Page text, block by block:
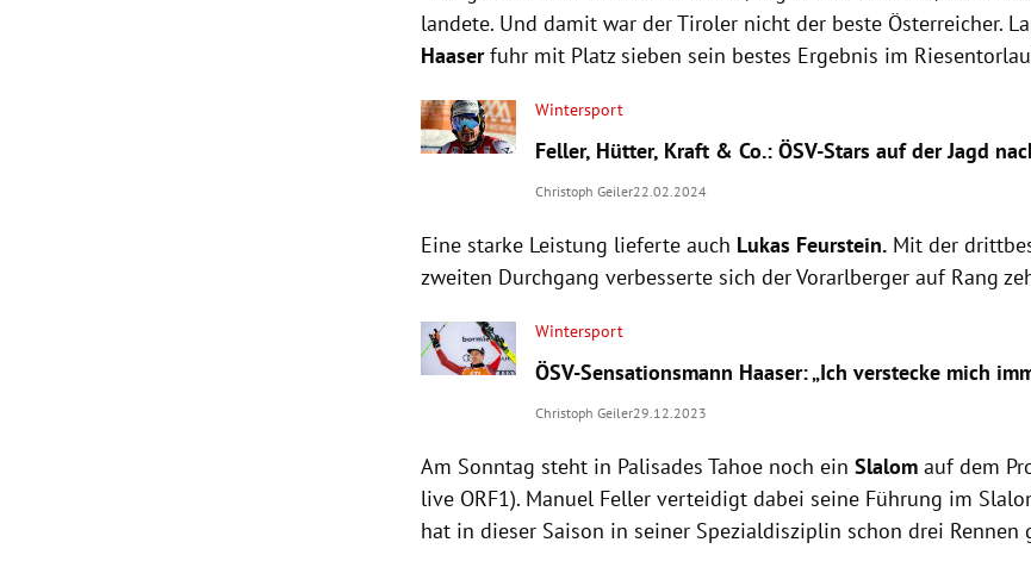
landete. Und damit war der Tiroler nicht der beste Österreicher.
Haaserfuhr mit Platz sieben sein bestes Ergebnis im
Wintersport
Feller, Hütter, Kraft & Co.: ÖSV-Stars auf der Jagd
Christoph Geiler22.02.2024
Eine starke Leistung lieferte auch Lukas Feurstein. Mit der
zweiten Durchgang verbesserte sich der Vorarlberger auf Rang
Wintersport
ÖSV-Sensationsmann Haaser: „Ich verstecke mich
Christoph Geiler29.12.2023
Am Sonntag steht in Palisades Tahoe noch ein Slalom auf dem
live ORF1). Manuel Feller verteidigt dabei seine Führung im
hat in dieser Saison in seiner Spezialdisziplin schon drei Rennen